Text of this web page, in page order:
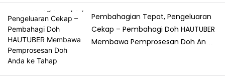
pengoksidaan,
mengekalkan lebih banyak
vitamin dan nutrien.
Pembahagian Tepat, Pengeluaran
Cekap – Pembahagi Doh HAUTUBER
Membawa Pemprosesan Doh Anda